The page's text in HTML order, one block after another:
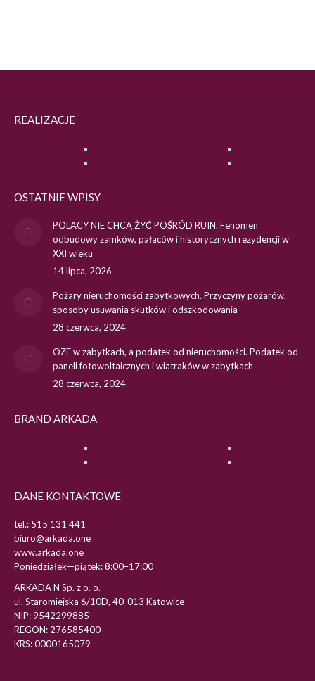
REALIZACJE
OSTATNIE WPISY
POLACY NIE CHCĄ ŻYĆ POŚRÓD RUIN. Fenomen
odbudowy zamków, pałaców i historycznych rezydencji w
XXI wieku
14 lipca, 2026
Pożary nieruchomości zabytkowych. Przyczyny pożarów,
sposoby usuwania skutków i odszkodowania
28 czerwca, 2024
OZE w zabytkach, a podatek od nieruchomości. Podatek od
paneli fotowoltaicznych i wiatraków w zabytkach
28 czerwca, 2024
BRAND ARKADA
DANE KONTAKTOWE
tel.: 515 131 441
biuro@arkada.one
www.arkada.one
Poniedziałek—piątek: 8:00–17:00
ARKADA N Sp. z o. o.
ul. Staromiejska 6/10D, 40-013 Katowice
NIP: 9542299885
REGON: 276585400
KRS: 0000165079